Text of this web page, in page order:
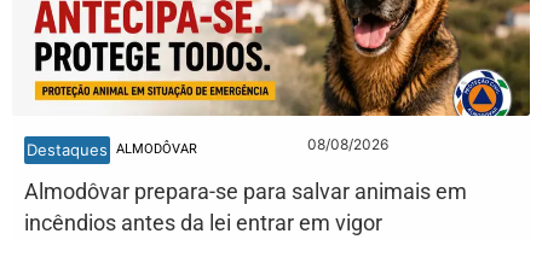
Destaques ALMODÔVAR 08/08/2026
Almodôvar prepara-se para salvar animais em
incêndios antes da lei entrar em vigor